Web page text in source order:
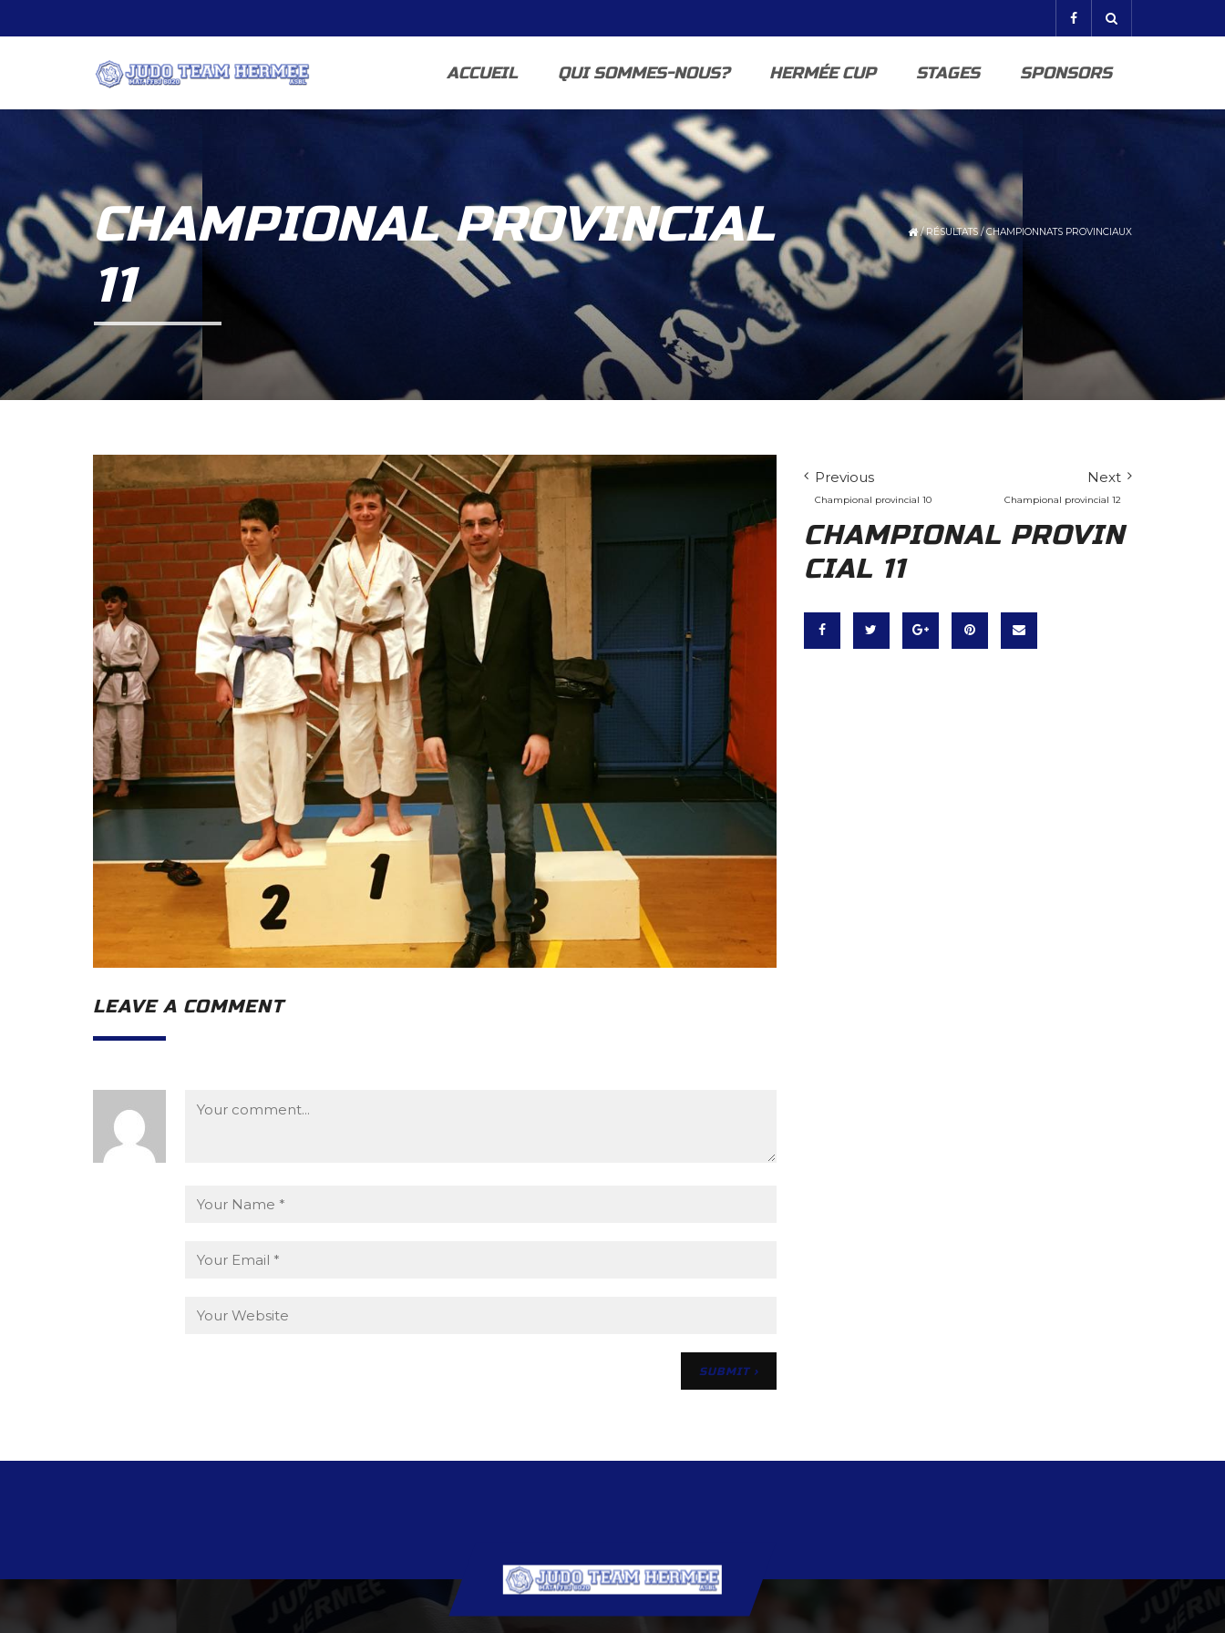
ACCUEIL QUI SOMMES-NOUS? HERMÉE CUP STAGES SPONSORS
CHAMPIONAL PROVINCIAL
11
/RÉSULTATS /CHAMPIONNATS PROVINCIAUX
LEAVE A COMMENT
Previous
Champional provincial 10
Next
Champional provincial 12
CHAMPIONAL PROVIN
CIAL 11